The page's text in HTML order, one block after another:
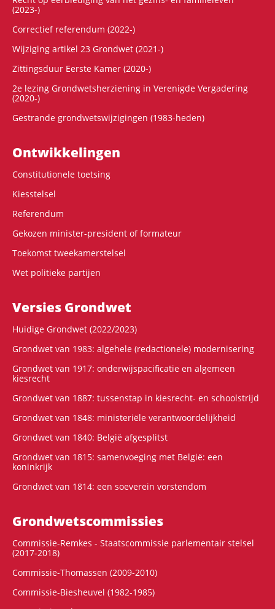
(2023-)
Correctief referendum (2022-)
Wijziging artikel 23 Grondwet (2021-)
Zittingsduur Eerste Kamer (2020-)
2e lezing Grondwetsherziening in Verenigde Vergadering
(2020-)
Gestrande grondwetswijzigingen (1983-heden)
Ontwikke­lingen
Constitutionele toetsing
Kiesstelsel
Referendum
Gekozen minister-president of formateur
Toekomst tweekamerstelsel
Wet politieke partijen
Versies Grondwet
Huidige Grondwet (2022/2023)
Grondwet van 1983: algehele (redactionele) modernisering
Grondwet van 1917: onderwijspacificatie en algemeen
kiesrecht
Grondwet van 1887: tussenstap in kiesrecht- en schoolstrijd
Grondwet van 1848: ministeriële verantwoordelijkheid
Grondwet van 1840: België afgesplitst
Grondwet van 1815: samenvoeging met België: een
koninkrijk
Grondwet van 1814: een soeverein vorstendom
Grondwets­commissies
Commissie-Remkes - Staatscommissie parlementair stelsel
(2017-2018)
Commissie-Thomassen (2009-2010)
Commissie-Biesheuvel (1982-1985)